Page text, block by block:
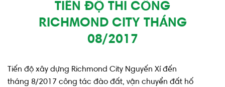
TIẾN ĐỘ THI CÔNG
RICHMOND CITY THÁNG
08/2017
Tiến độ xây dựng Richmond City Nguyến Xí đến
tháng 8/2017 công tác đào đất, vận chuyển đất hố